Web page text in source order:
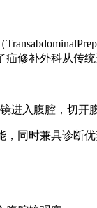
修补外科从传
进入腹腔，切开
，同时兼具诊断